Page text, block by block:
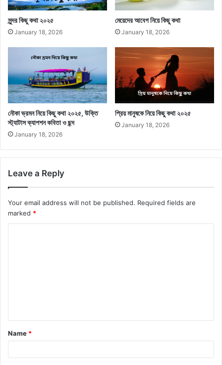
সুন্দর কিছু কথা ২০২৫
January 18, 2026
মেয়েদের আবেগ নিয়ে কিছু কথা
January 18, 2026
নৌকা ভ্রমন নিয়ে কিছু কথা ২০২৫, উক্তি
স্ট্যাটাস ক্যাপশন কবিতা ও ছন্দ
January 18, 2026
প্রিয় মানুষকে নিয়ে কিছু কথা ২০২৫
January 18, 2026
Leave a Reply
Your email address will not be published. Required fields are
marked *
t
*
Name *